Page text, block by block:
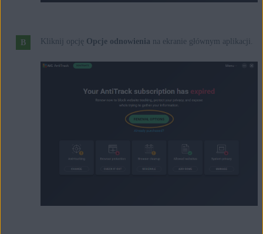
Kliknij opcję Opcje odnowienia na ekranie głównym aplikacji.